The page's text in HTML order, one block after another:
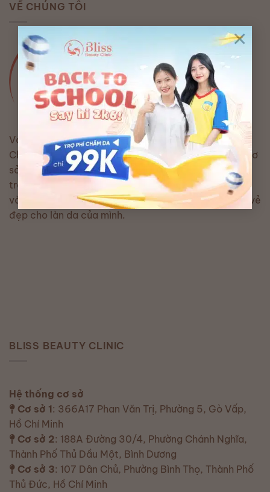
×
VỀ CHÚNG TÔI
Với mong muốn trở thành hệ thống Viện Thẩm Mỹ &
Chăm Sóc Sắc Đẹp hàng đầu Việt Nam sở hữu các cơ
sở trải đều toàn quốc, cùng với sứ mệnh đem lại sự
trẻ, đẹp cho làn da, Bliss Beauty Clinic đã tiếp nhận
và đồng hành cùng hơn 20.000+ khách hàng tìm lại vẻ
đẹp cho làn da của mình.
BLISS BEAUTY CLINIC
Hệ thống cơ sở
Cơ sở 1: 366A17 Phan Văn Trị, Phường 5, Gò Vấp,
Hồ Chí Minh
Cơ sở 2: 188A Đường 30/4, Phường Chánh Nghĩa,
Thành Phố Thủ Dầu Một, Bình Dương
Cơ sở 3: 107 Dân Chủ, Phường Bình Thọ, Thành Phố
Thủ Đức, Hồ Chí Minh